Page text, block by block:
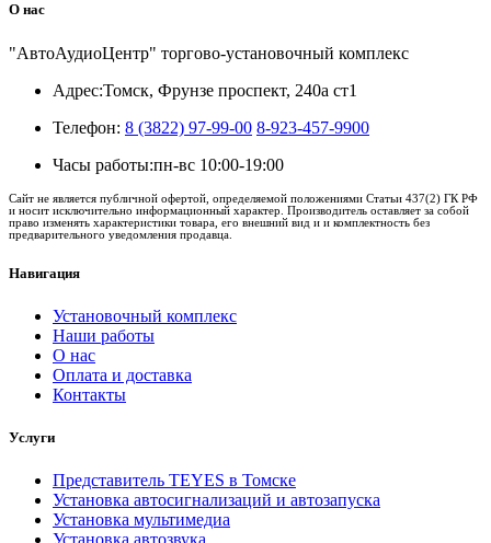
О нас
"АвтоАудиоЦентр" торгово-установочный комплекс
Адрес:Томск, Фрунзе проспект, 240а ст1
Телефон: 8 (3822) 97-99-00 8-923-457-9900
Часы работы:пн-вс 10:00-19:00
Сайт не является публичной офертой, определяемой положениями Статьи 437(2) ГК РФ
и носит исключительно информационный характер. Производитель оставляет за собой
право изменять характеристики товара, его внешний вид и и комплектность без
предварительного уведомления продавца.
Навигация
Установочный комплекс
Наши работы
О нас
Оплата и доставка
Контакты
Услуги
Представитель TEYES в Томске
Установка автосигнализаций и автозапуска
Установка мультимедиа